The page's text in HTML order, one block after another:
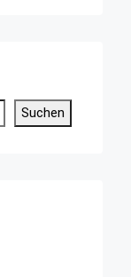
Suchen